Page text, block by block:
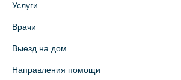
+7 (812) 660-73-69
Услуги
Врачи
Выезд на дом
Направления помощи